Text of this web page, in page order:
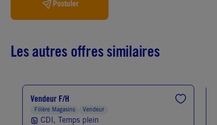
Postuler
Les autres offres similaires
Vendeur F/H
Filière Magasins Vendeur
CDI ,
Temps plein